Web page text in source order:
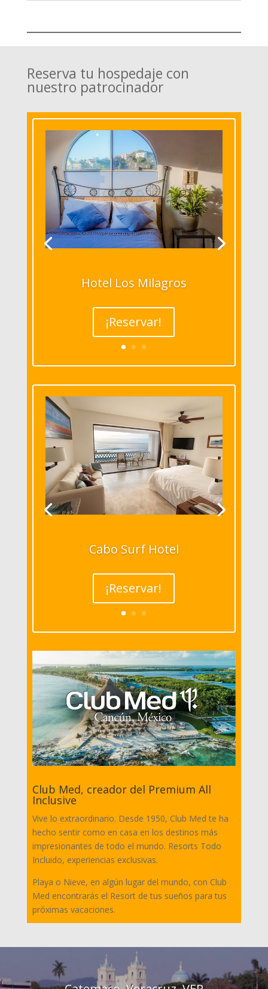
Reserva tu hospedaje con
nuestro patrocinador
Hotel Los Milagros
¡Reservar!
Cabo Surf Hotel
¡Reservar!
Club Med, creador del Premium All
Inclusive
Vive lo extraordinario. Desde 1950, Club Med te ha
hecho sentir como en casa en los destinos más
impresionantes de todo el mundo. Resorts Todo
Incluido, experiencias exclusivas.
Playa o Nieve, en algún lugar del mundo, con Club
Med encontrarás el Resort de tus sueños para tus
próximas vacaciones.